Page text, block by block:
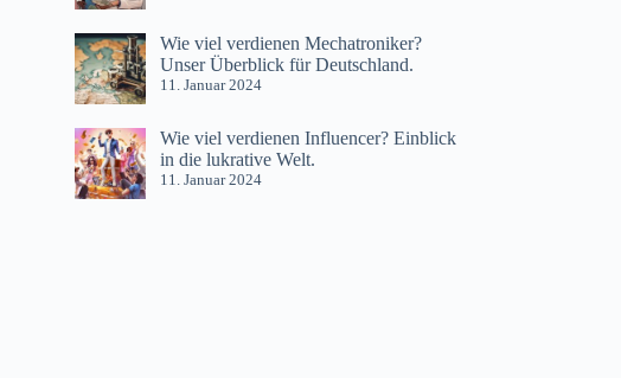
Wie viel verdienen Mechatroniker?
Unser Überblick für Deutschland.
11. Januar 2024
Wie viel verdienen Influencer? Einblick
in die lukrative Welt.
11. Januar 2024